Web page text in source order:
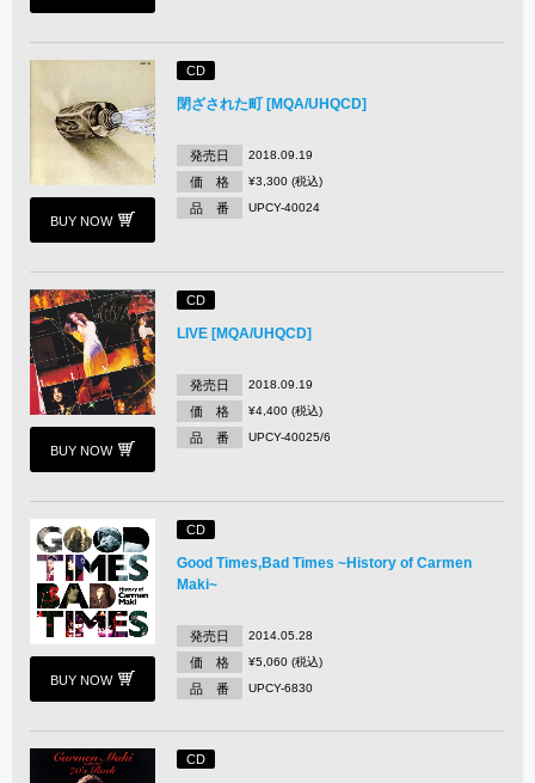
BUY NOW
CD
閉ざされた町 [MQA/UHQCD]
発売日 2018.09.19
価 格 ¥3,300 (税込)
品 番 UPCY-40024
BUY NOW
CD
LIVE [MQA/UHQCD]
発売日 2018.09.19
価 格 ¥4,400 (税込)
品 番 UPCY-40025/6
BUY NOW
CD
Good Times,Bad Times ~History of Carmen
Maki~
発売日 2014.05.28
価 格 ¥5,060 (税込)
品 番 UPCY-6830
CD